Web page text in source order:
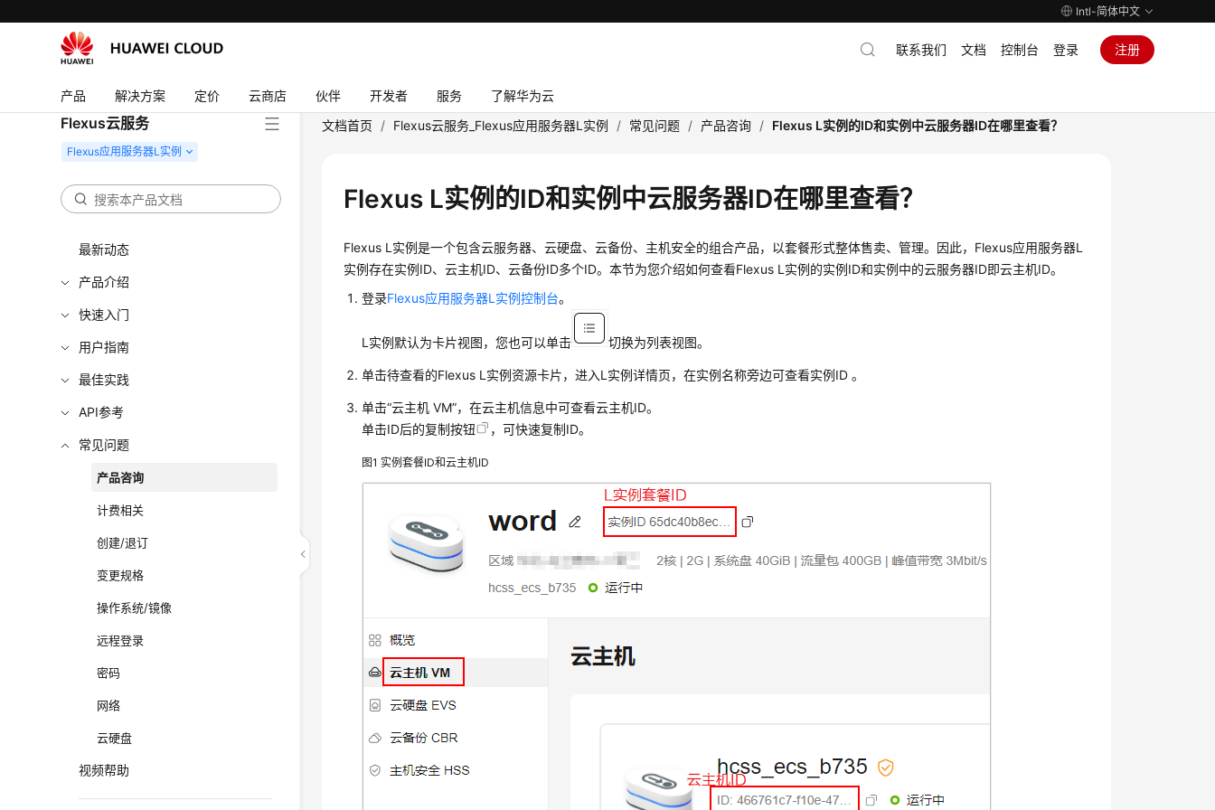
Intl-简体中文
产品 解决方案 定价 云商店 伙伴 开发者 服务 了解华为云
联系我们 文档 控制台 登录 注册
Flexus云服务
最新动态
产品介绍
快速入门
用户指南
最佳实践
API参考
常见问题
产品咨询
计费相关
创建/退订
变更规格
操作系统/镜像
远程登录
密码
网络
云硬盘
视频帮助
文档首页 / Flexus云服务_Flexus应用服务器L实例 / 常见问题 / 产品咨询 / Flexus L实例的ID和实例中云服务器ID在哪里查看？
Flexus L实例的ID和实例中云服务器ID在哪里查看？
Flexus L实例是一个包含云服务器、云硬盘、云备份、主机安全的组合产品，以套餐形式整体售卖、管理。因此，Flexus应用服务器L
实例存在实例ID、云主机ID、云备份ID多个ID。本节为您介绍如何查看Flexus L实例的实例ID和实例中的云服务器ID即云主机ID。
登录Flexus应用服务器L实例控制台。
L实例默认为卡片视图，您也可以单击 切换为列表视图。
单击待查看的Flexus L实例资源卡片，进入L实例详情页，在实例名称旁边可查看实例ID 。
单击“云主机 VM”，在云主机信息中可查看云主机ID。
单击ID后的复制按钮
，可快速复制ID。
图1实例套餐ID和云主机ID